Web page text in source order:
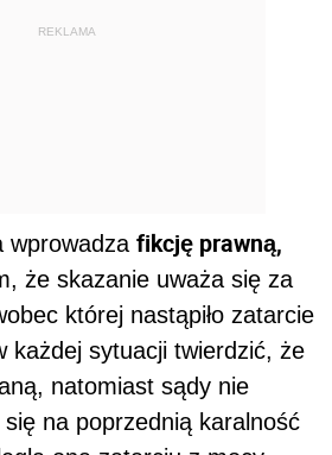
REKLAMA
wprowadza fikcję prawną,
że skazanie uważa się za
której nastąpiło zatarcie
każdej sytuacji twierdzić, że
natomiast sądy nie
się na poprzednią karalność